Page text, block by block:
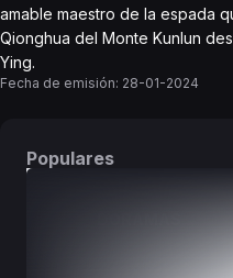
amable maestro de la espada
Qionghua del Monte Kunlun
Ying.
Fecha de emisión: 28-01-2024
Populares